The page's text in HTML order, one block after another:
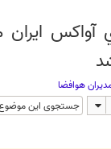
آواكس
هوافضا